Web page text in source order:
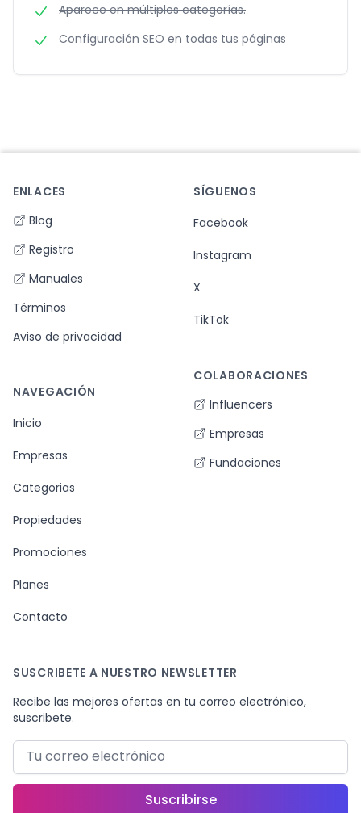
Aparece en múltiples categorías.
Configuración SEO en todas tus páginas
Footer
ENLACES
Blog
Registro
Manuales
Términos
Aviso de privacidad
NAVEGACIÓN
Inicio
Empresas
Categorias
Propiedades
Promociones
Planes
Contacto
SÍGUENOS
Facebook
Instagram
X
TikTok
COLABORACIONES
Influencers
Empresas
Fundaciones
SUSCRIBETE A NUESTRO NEWSLETTER
Recibe las mejores ofertas en tu correo electrónico,
suscribete.
Correo electrónico
Suscribirse